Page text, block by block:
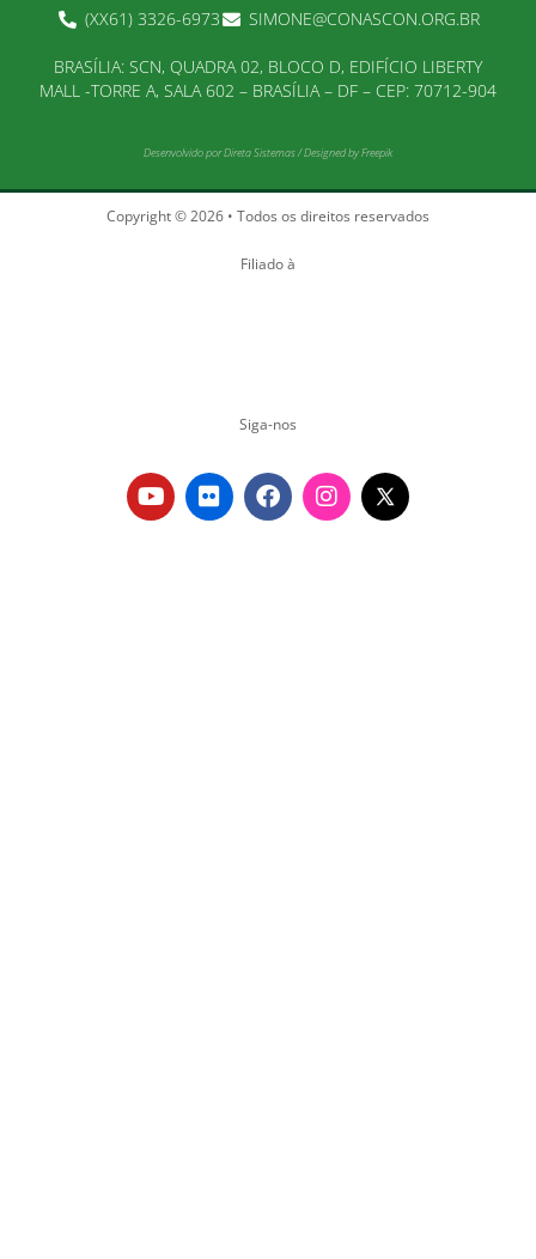
(XX61) 3326-6973 SIMONE@CONASCON.ORG.BR
BRASÍLIA: SCN, QUADRA 02, BLOCO D, EDIFÍCIO LIBERTY
MALL -TORRE A, SALA 602 – BRASÍLIA – DF – CEP: 70712-904
Desenvolvido porDireta Sistemas/Designed by Freepik
Copyright © 2026 • Todos os direitos reservados
Filiado à
Siga-nos